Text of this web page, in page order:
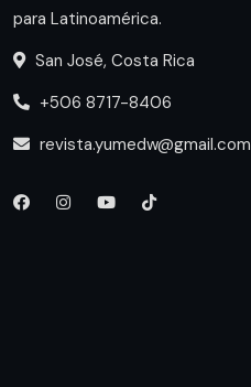
para Latinoamérica.
San José, Costa Rica
+506 8717-8406
revista.yumedw@gmail.com